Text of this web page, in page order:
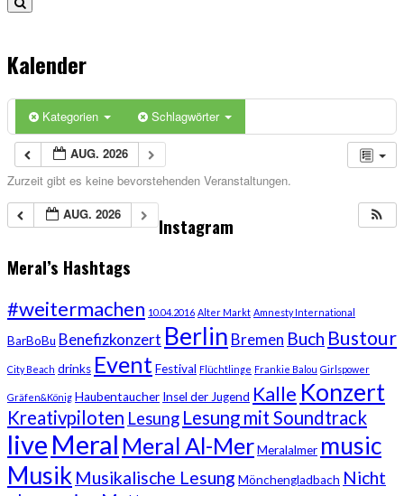
Kalender
Kategorien Schlagwörter
AUG. 2026
Zurzeit gibt es keine bevorstehenden Veranstaltungen.
AUG. 2026
Instagram
Meral’s Hashtags
#weitermachen 10.04.2016 Alter Markt Amnesty International
BarBoBu Benefizkonzert Berlin Bremen Buch Bustour
City Beach drinks Event Festival Flüchtlinge Frankie Balou Girlspower
Gräfen&König Haubentaucher Insel der Jugend Kalle Konzert
Kreativpiloten Lesung Lesung mit Soundtrack
live Meral Meral Al-MerMeralalmer music
Musik Musikalische Lesung Mönchengladbach Nicht